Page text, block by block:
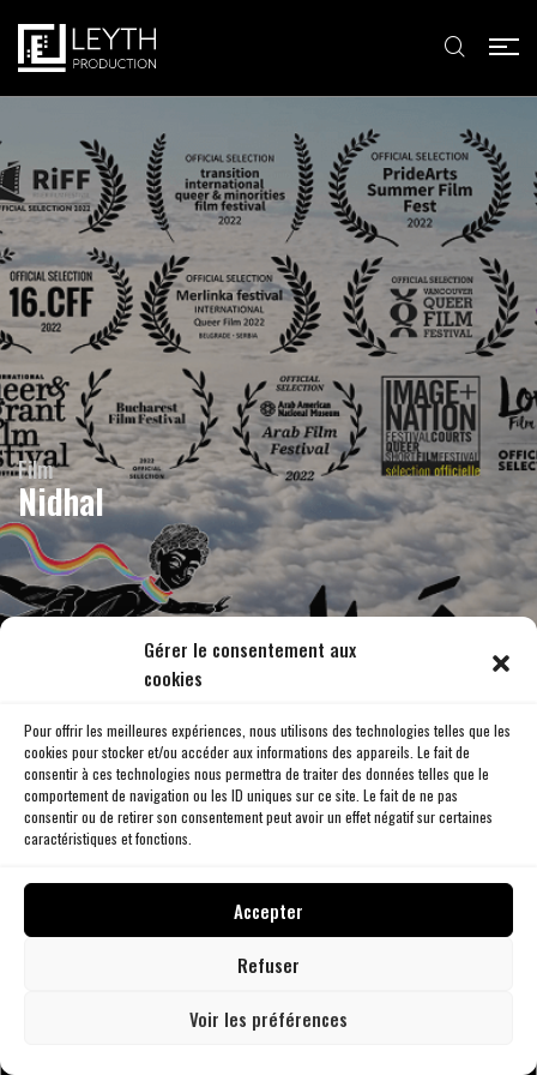
Gérer le consentement aux
cookies
Pour offrir les meilleures expériences, nous utilisons des technologies telles que les
cookies pour stocker et/ou accéder aux informations des appareils. Le fait de
consentir à ces technologies nous permettra de traiter des données telles que le
comportement de navigation ou les ID uniques sur ce site. Le fait de ne pas
consentir ou de retirer son consentement peut avoir un effet négatif sur certaines
caractéristiques et fonctions.
Accepter
Refuser
Voir les préférences
Film
Nidhal